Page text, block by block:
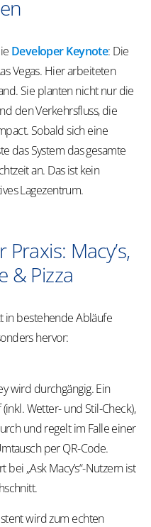
Developer Keynote: Die
Vegas. Hier arbeiteten
Sie planten nicht nur die
den Verkehrsfluss, die
Sobald sich eine
das System das gesamte
an. Das ist kein
Lagezentrum.
Macy’s,
& Pizza
in bestehende Abläufe
hervor:
wird durchgängig. Ein
Wetter- und Stil-Check),
und regelt im Falle einer
per QR-Code.
bei „AskMacy’s“-Nutzern ist
wird zum echten